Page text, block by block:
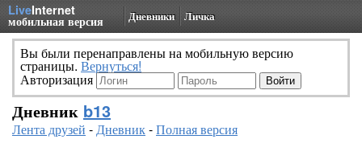
LiveInternet
мобильная версия Дневники Личка
Вы были перенаправлены на мобильную версию
страницы. Вернуться!
Авторизация
Дневник b13
Лента друзей -Дневник-Полная версия